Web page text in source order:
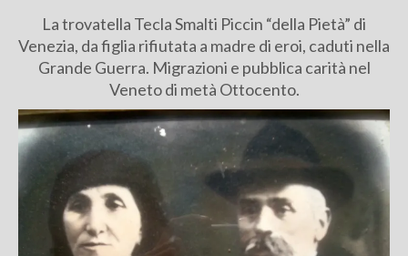
Contatti
La trovatella Tecla Smalti Piccin “della Pietà” di
Venezia, da figlia rifiutata a madre di eroi, caduti nella
Grande Guerra. Migrazioni e pubblica carità nel
Veneto di metà Ottocento.